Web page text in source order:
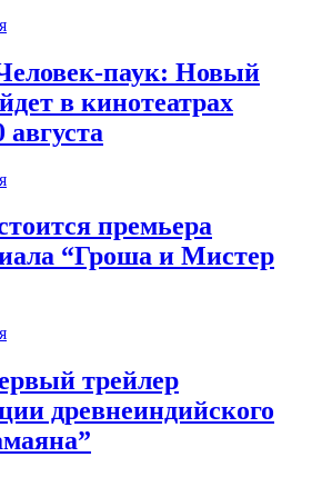
паук: Новый
в кинотеатрах
августа
премьера
“Гроша и Мистер
трейлер
древнеиндийского